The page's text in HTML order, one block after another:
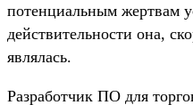
потенциальным жертвам
действительности она,
являлась.
Разработчик ПО для